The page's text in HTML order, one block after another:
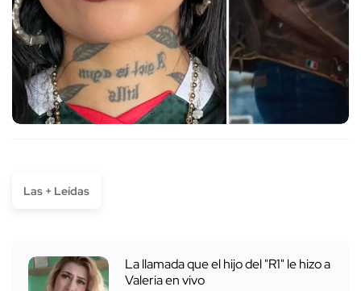
Las + Leídas
La llamada que el hijo del "R1" le hizo a
Valeria en vivo